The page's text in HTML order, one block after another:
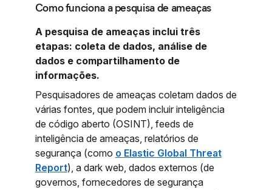
Como funciona a pesquisa de ameaças
A pesquisa de ameaças inclui três
etapas: coleta de dados, análise de
dados e compartilhamento de
informações.
Pesquisadores de ameaças coletam dados de
várias fontes, que podem incluir inteligência
de código aberto (OSINT), feeds de
inteligência de ameaças, relatórios de
segurança (como o Elastic Global Threat
Report), a dark web, dados externos (de
governos, fornecedores de segurança